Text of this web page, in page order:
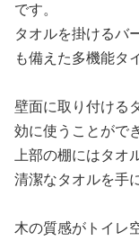
です。
タオルを掛けるバ
も備えた多機能タ
壁面に取り付ける
効に使うことがで
上部の棚にはタオ
清潔なタオルを手
木の質感がトイレ